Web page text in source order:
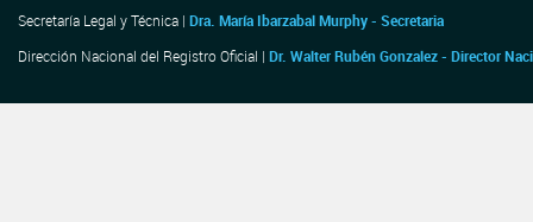
Secretaría Legal y Técnica | Dra. María Ibarzabal Murphy - Secretaria
Dirección Nacional del Registro Oficial | Dr. Walter Rubén Gonzalez - Director